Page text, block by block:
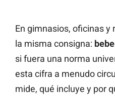
En gimnasios, oficinas y
la misma consigna:
si fuera una norma
esta cifra a menudo
mide, qué incluye y por